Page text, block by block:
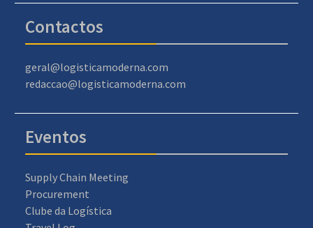
Contactos
geral@logisticamoderna.com
redaccao@logisticamoderna.com
Eventos
Supply Chain Meeting
Procurement
Clube da Logística